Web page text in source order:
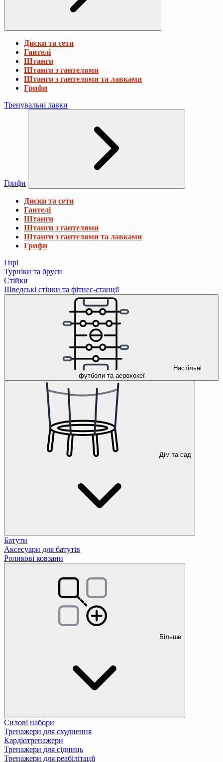
Диски та сети
Гантелі
Штанги
Штанги з гантелями
Штанги з гантелями та лавками
Грифи
Тренувальні лавки
Грифи
Диски та сети
Гантелі
Штанги
Штанги з гантелями
Штанги з гантелями та лавками
Грифи
Гирі
Турніки та бруси
Стійки
Шведські стінки та фітнес-станції
Настільні
футболи та аерохокеї
Дім та сад
Батути
Аксесуари для батутів
Роликові ковзани
Більше
Силові набори
Тренажери для схуднення
Кардіотренажери
Тренажери для сідниць
Тренажери для реабілітації